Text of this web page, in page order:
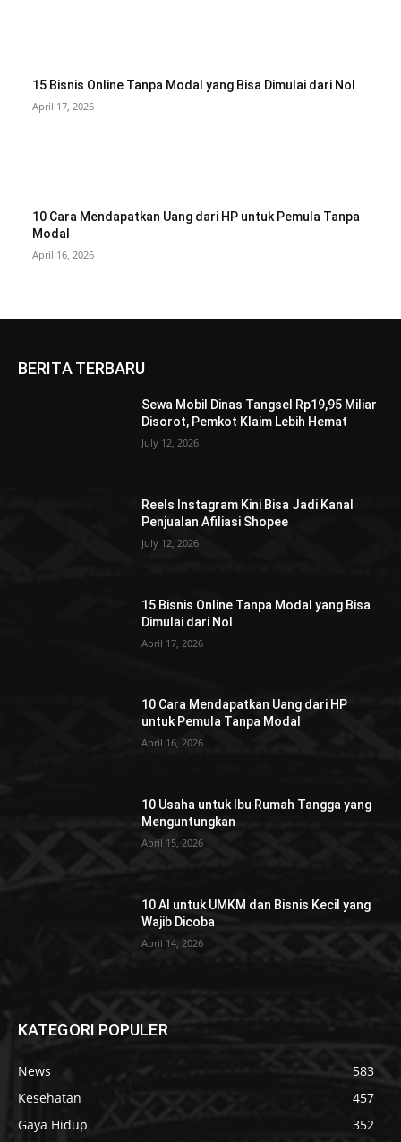
15 Bisnis Online Tanpa Modal yang Bisa Dimulai dari Nol
April 17, 2026
10 Cara Mendapatkan Uang dari HP untuk Pemula Tanpa
Modal
April 16, 2026
BERITA TERBARU
Sewa Mobil Dinas Tangsel Rp19,95 Miliar
Disorot, Pemkot Klaim Lebih Hemat
July 12, 2026
Reels Instagram Kini Bisa Jadi Kanal
Penjualan Afiliasi Shopee
July 12, 2026
15 Bisnis Online Tanpa Modal yang Bisa
Dimulai dari Nol
April 17, 2026
10 Cara Mendapatkan Uang dari HP
untuk Pemula Tanpa Modal
April 16, 2026
10 Usaha untuk Ibu Rumah Tangga yang
Menguntungkan
April 15, 2026
10 AI untuk UMKM dan Bisnis Kecil yang
Wajib Dicoba
April 14, 2026
KATEGORI POPULER
News
583
Kesehatan
457
Gaya Hidup
352